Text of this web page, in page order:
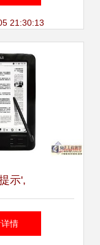
21:30:13
示',
情